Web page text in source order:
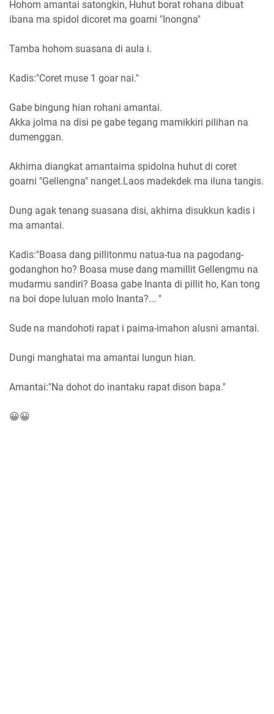
Hohom amantai satongkin, Huhut borat rohana dibuat
ibana ma spidol dicoret ma goarni "Inongna"
Tamba hohom suasana di aula i.
Kadis:"Coret muse 1 goar nai."
Gabe bingung hian rohani amantai.
Akka jolma na disi pe gabe tegang mamikkiri pilihan na
dumenggan.
Akhirna diangkat amantaima spidolna huhut di coret
goarni "Gellengna" nanget.Laos madekdek ma iluna tangis.
Dung agak tenang suasana disi, akhirna disukkun kadis i
ma amantai.
Kadis:"Boasa dang pillitonmu natua-tua na pagodang-
godanghon ho? Boasa muse dang mamillit Gellengmu na
mudarmu sandiri? Boasa gabe Inanta di pillit ho, Kan tong
na boi dope luluan molo Inanta?... "
Sude na mandohoti rapat i paima-imahon alusni amantai.
Dungi manghatai ma amantai lungun hian.
Amantai:"Na dohot do inantaku rapat dison bapa."
😀😀